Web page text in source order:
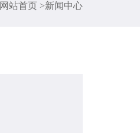
网站首页 >新闻中心